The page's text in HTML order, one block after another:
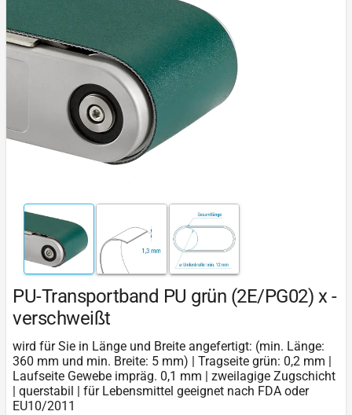
PU-Transportband PU grün (2E/PG02) x -
verschweißt
wird für Sie in Länge und Breite angefertigt: (min. Länge:
360 mm und min. Breite: 5 mm) | Tragseite grün: 0,2 mm |
Laufseite Gewebe impräg. 0,1 mm | zweilagige Zugschicht
| querstabil | für Lebensmittel geeignet nach FDA oder
EU10/2011